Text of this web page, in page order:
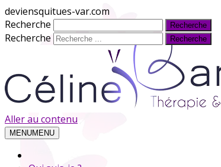
deviensquitues-var.com
Recherche
Recherche
Aller au contenu
MENUMENU